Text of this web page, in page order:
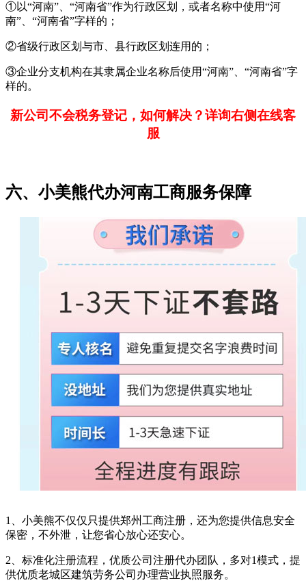
①以“河南”、“河南省”作为行政区划，或者名称中使用“河
南”、“河南省”字样的；
②省级行政区划与市、县行政区划连用的；
③企业分支机构在其隶属企业名称后使用“河南”、“河南省”字
样的。
新公司不会税务登记，如何解决？详询右侧在线客
服
六、小美熊代办河南工商服务保障
1、小美熊不仅仅只提供郑州工商注册，还为您提供信息安全
保密，不外泄，让您省心放心还安心。
2、标准化注册流程，优质公司注册代办团队，多对1模式，提
供优质老城区建筑劳务公司办理营业执照服务。